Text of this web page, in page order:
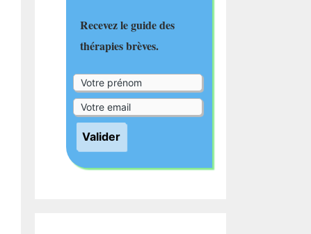
Recevez le guide des
thérapies brèves.